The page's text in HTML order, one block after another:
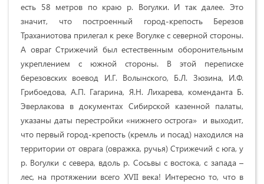
есть 58 метров по краю р. Вогулки. И так далее. Это
значит, что построенный город-крепость Березов
Траханиотова прилегал к реке Вогулке с северной стороны.
А овраг Стрижечий был естественным оборонительным
укреплением с южной стороны. В этой переписке
березовских воевод И.Г. Волынского, Б.Л. Зюзина, И.Ф.
Грибоедова, А.П. Гагарина, Я.Н. Лихарева, коменданта Б.
Эверлакова в документах Сибирской казенной палаты,
указаны даты перестройки «нижнего острога» и выходит,
что первый город-крепость (кремль и посад) находился на
территории от оврага (овражка, ручья) Стрижечий с юга, у
р. Вогулки с севера, вдоль р. Сосьвы с востока, с запада –
лес, на протяжении всего XVII века! Интересно то, что в